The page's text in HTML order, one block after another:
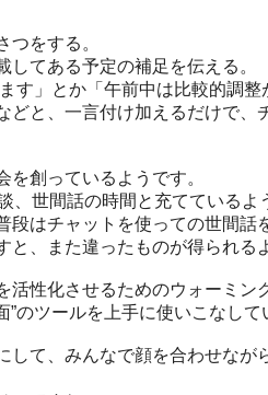
つをする。
てある予定の補足を伝える。
す」とか「午前中は比較的調
どと、一言付け加えるだけで、
創っているようです。
世間話の時間と充てているよ
段はチャットを使っての世間話
、また違ったものが得られる
活性化させるためのウォーミン
のツールを上手に使いこなして
して、みんなで顔を合わせなが